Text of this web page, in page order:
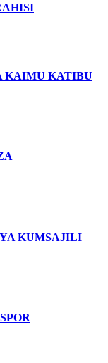
KAIMU KATIBU
KUMSAJILI